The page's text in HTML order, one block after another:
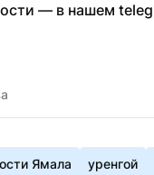
— в нашем
Ямала уренгой